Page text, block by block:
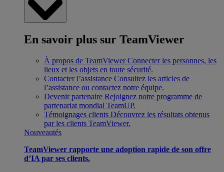
En savoir plus sur TeamViewer
À propos de TeamViewer Connecter les personnes, les
lieux et les objets en toute sécurité.
Contacter l’assistance Consultez les articles de
l’assistance ou contactez notre équipe.
Devenir partenaire Rejoignez notre programme de
partenariat mondial TeamUP.
Témoignages clients Découvrez les résultats obtenus
par les clients TeamViewer.
Nouveautés
TeamViewer rapporte une adoption rapide de son offre
d’IA par ses clients.